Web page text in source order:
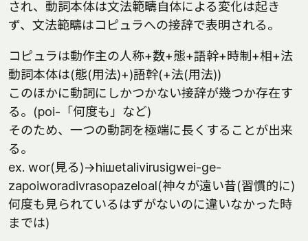
され、動詞本体は文法範疇自体による変化は起き
ず、文法範疇はコピュラへの接辞で表明される。
コピュラは動作主の人称+数+態+語幹+時制+相+法
動詞本体は(態(用法)+)語幹(+法(用法))
このほかに動詞にしかつかない接辞が幾つか存在す
る。(poi-「何度も」など)
そのため、一つの動詞を極端に長くすることが出来
る。
ex. wor(見る)→hiшetalivirusigwei-ge-
zapoiworadivrasopazeloal(神々が遠い昔(習慣的に)
何度も見られているはずがないのに違いなかった時
までは)